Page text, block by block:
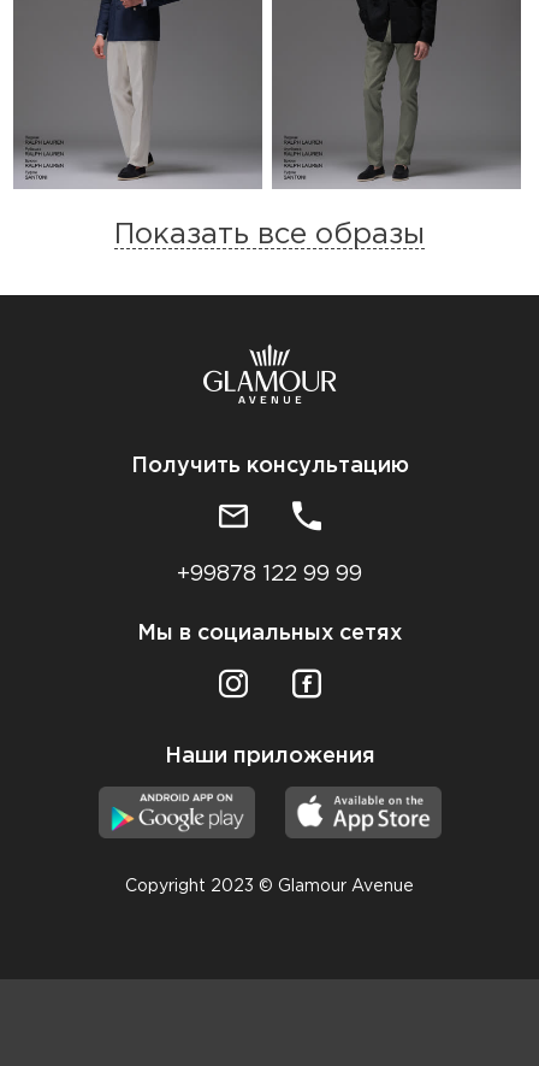
Показать все образы
Получить консультацию
+99878 122 99 99
Мы в социальных сетях
Наши приложения
Copyright 2023 © Glamour Avenue